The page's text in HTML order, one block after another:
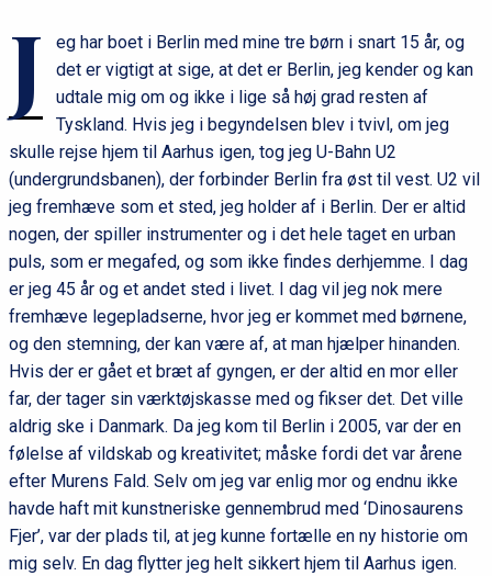
J
eg har boet i Berlin med mine tre børn i snart 15 år, og
det er vigtigt at sige, at det er Berlin, jeg kender og kan
udtale mig om og ikke i lige så høj grad resten af
Tyskland. Hvis jeg i begyndelsen blev i tvivl, om jeg
skulle rejse hjem til Aarhus igen, tog jeg U-Bahn U2
(undergrundsbanen), der forbinder Berlin fra øst til vest. U2 vil
jeg fremhæve som et sted, jeg holder af i Berlin. Der er altid
nogen, der spiller instrumenter og i det hele taget en urban
puls, som er megafed, og som ikke findes derhjemme. I dag
er jeg 45 år og et andet sted i livet. I dag vil jeg nok mere
fremhæve legepladserne, hvor jeg er kommet med børnene,
og den stemning, der kan være af, at man hjælper hinanden.
Hvis der er gået et bræt af gyngen, er der altid en mor eller
far, der tager sin værktøjskasse med og fikser det. Det ville
aldrig ske i Danmark. Da jeg kom til Berlin i 2005, var der en
følelse af vildskab og kreativitet; måske fordi det var årene
efter Murens Fald. Selv om jeg var enlig mor og endnu ikke
havde haft mit kunstneriske gennembrud med ‘Dinosaurens
Fjer’, var der plads til, at jeg kunne fortælle en ny historie om
mig selv. En dag flytter jeg helt sikkert hjem til Aarhus igen.